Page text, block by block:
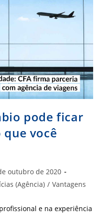
pode ficar
você
outubro de 2020
(Agência) / Vantagens
e na experiência